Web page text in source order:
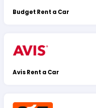
Budget Rent a Car
Avis Rent a Car